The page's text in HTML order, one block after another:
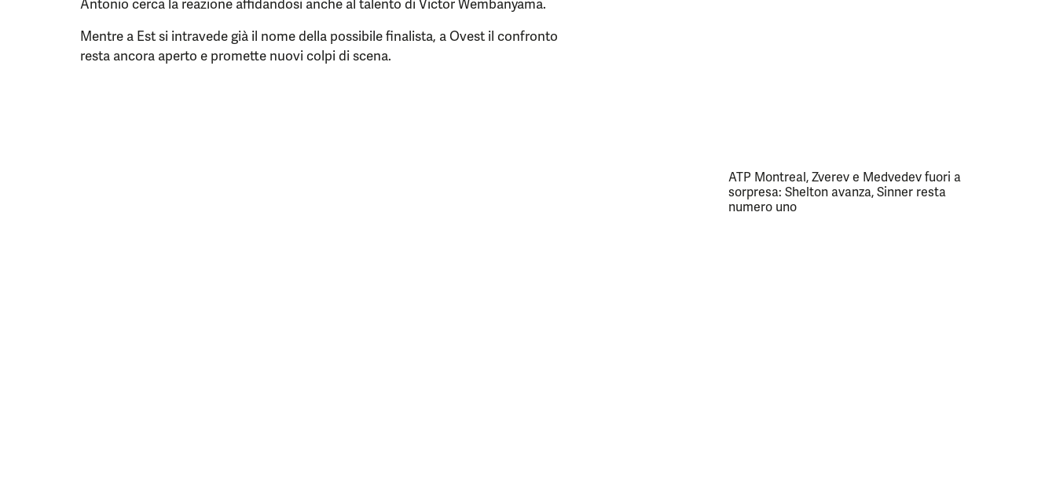
Antonio cerca la reazione affidandosi anche al talento di Victor Wembanyama.
Mentre a Est si intravede già il nome della possibile finalista, a Ovest il confronto
resta ancora aperto e promette nuovi colpi di scena.
ATP Montreal, Zverev e Medvedev fuori a
sorpresa: Shelton avanza, Sinner resta
numero uno